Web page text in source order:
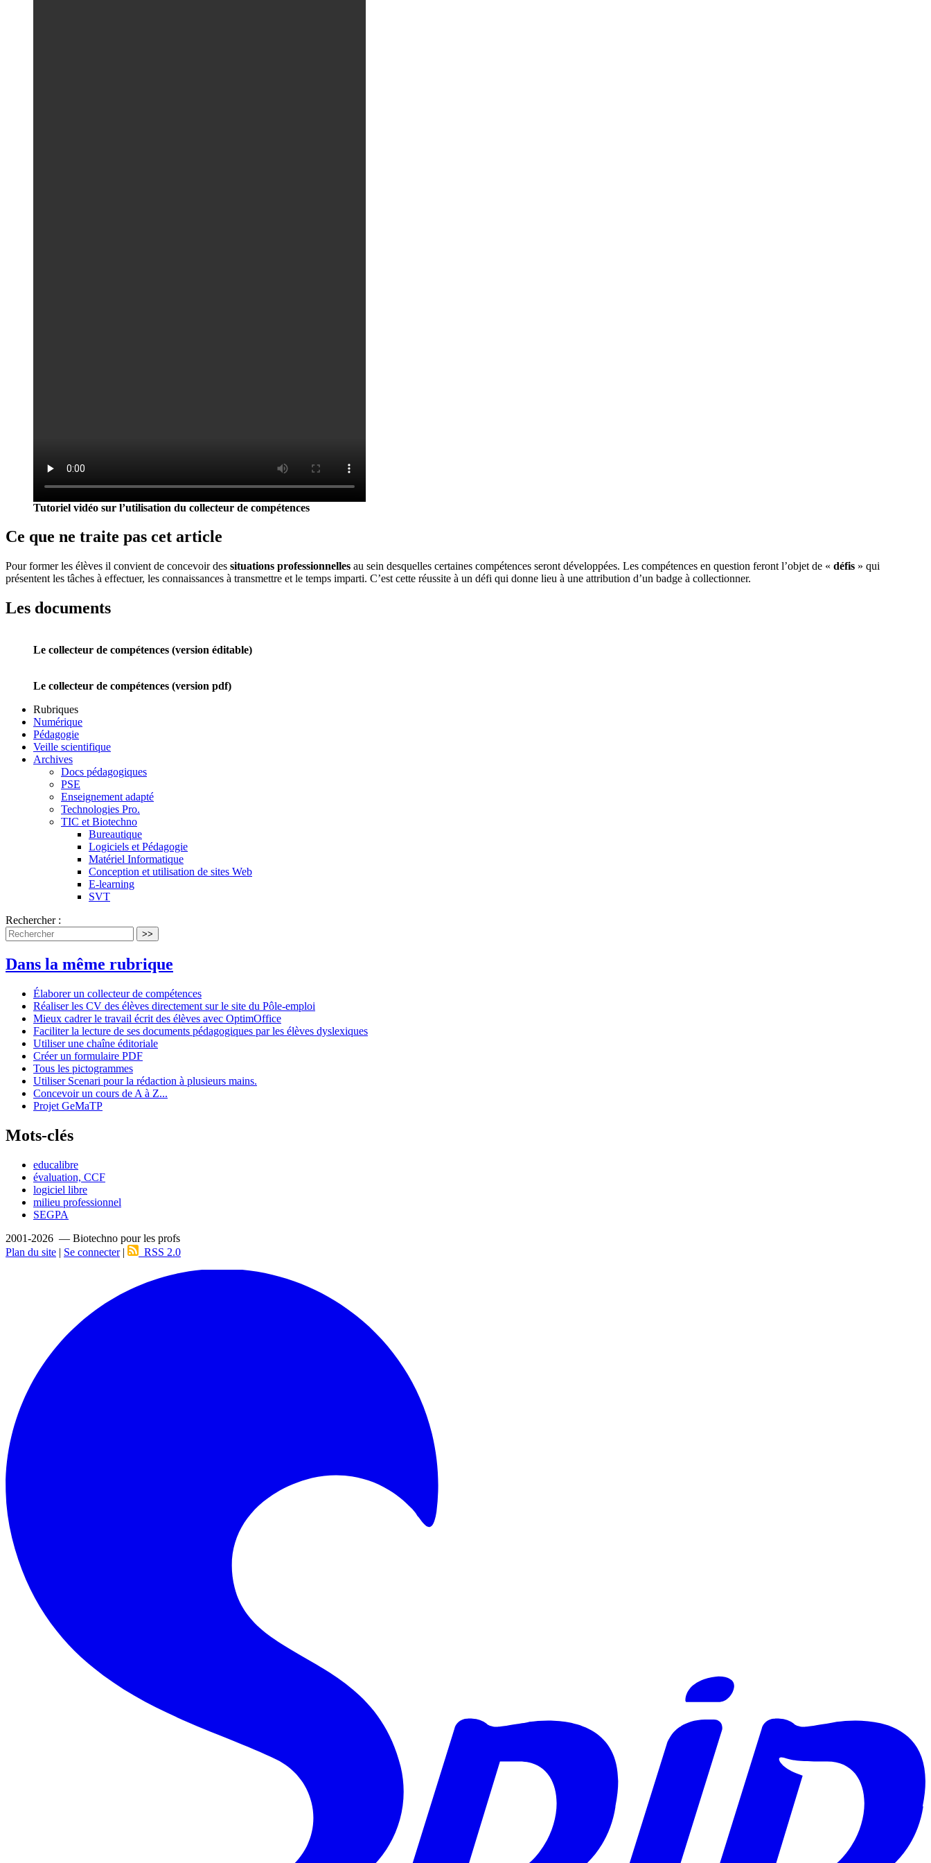
Tutoriel vidéo sur l’utilisation du collecteur de compétences
Ce que ne traite pas cet article
Pour former les élèves il convient de concevoir des situations professionnelles au sein desquelles certaines compétences seront développées. Les compétences en question feront l’objet de « défis » qui
présentent les tâches à effectuer, les connaissances à transmettre et le temps imparti. C’est cette réussite à un défi qui donne lieu à une attribution d’un badge à collectionner.
Les documents
Le collecteur de compétences (version éditable)
Le collecteur de compétences (version pdf)
Rubriques
Numérique
Pédagogie
Veille scientifique
Archives
Docs pédagogiques
PSE
Enseignement adapté
Technologies Pro.
TIC et Biotechno
Bureautique
Logiciels et Pédagogie
Matériel Informatique
Conception et utilisation de sites Web
E-learning
SVT
Rechercher :
>>
Dans la même rubrique
Élaborer un collecteur de compétences
Réaliser les CV des élèves directement sur le site du Pôle-emploi
Mieux cadrer le travail écrit des élèves avec OptimOffice
Faciliter la lecture de ses documents pédagogiques par les élèves dyslexiques
Utiliser une chaîne éditoriale
Créer un formulaire PDF
Tous les pictogrammes
Utiliser Scenari pour la rédaction à plusieurs mains.
Concevoir un cours de A à Z...
Projet GeMaTP
Mots-clés
educalibre
évaluation, CCF
logiciel libre
milieu professionnel
SEGPA
2001-2026 — Biotechno pour les profs
Plan du site | Se connecter| RSS 2.0